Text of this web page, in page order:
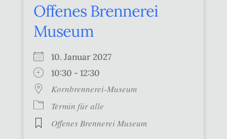
Offenes Brennerei
Museum
10. Januar 2027
10:30 - 12:30
Kornbrennerei-Museum
Termin für alle
Offenes Brennerei Museum